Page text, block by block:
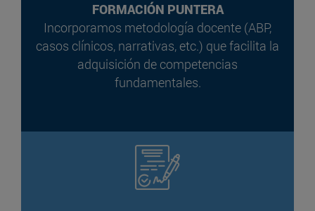
FORMACIÓN PUNTERA
Incorporamos metodología docente (ABP,
casos clínicos, narrativas, etc.) que facilita la
adquisición de competencias
fundamentales.